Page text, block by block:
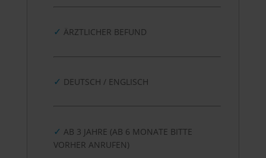
✓ ÄRZTLICHER BEFUND
✓ DEUTSCH / ENGLISCH
✓ AB 3 JAHRE (AB 6 MONATE BITTE
VORHER ANRUFEN)